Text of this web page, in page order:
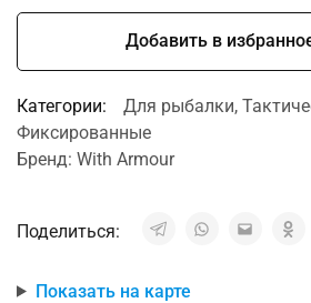
Добавить в
Категории: Для рыбалки,
Фиксированные
Бренд: With Armour
Поделиться:
Показать на карте